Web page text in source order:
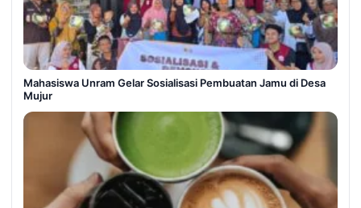
Mahasiswa Unram Gelar Sosialisasi Pembuatan Jamu di Desa
Mujur